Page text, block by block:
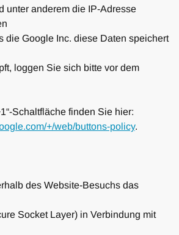
unter anderem die IP-Adresse
die Google Inc. diese Daten speichert
loggen Sie sich bitte vor dem
Schaltfläche finden Sie hier:
+/web/buttons-policy.
des Website-Besuchs das
Socket Layer) in Verbindung mit